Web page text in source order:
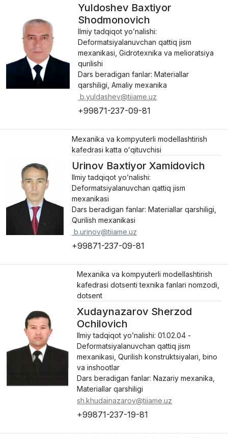
Yuldoshev Baxtiyor
Shodmonovich
Ilmiy tadqiqot yo’nalishi:
Deformatsiyalanuvchan qattiq jism
mexanikasi, Gidrotexnika va melioratsiya
qurilishi
Dars beradigan fanlar: Materiallar
qarshiligi, Amaliy mexanika
b.yuldashev@tiiame.uz
+99871-237-09-81
Mexanika va kompyuterli modellashtirish
kafedrasi katta oʻqituvchisi
Urinov Baxtiyor Xamidovich
Ilmiy tadqiqot yo’nalishi:
Deformatsiyalanuvchan qattiq jism
mexanikasi
Dars beradigan fanlar: Materiallar qarshiligi,
Qurilish mexanikasi
b.urinov@tiiame.uz
+99871-237-09-81
Mexanika va kompyuterli modellashtirish
kafedrasi dotsenti texnika fanlari nomzodi,
dotsent
Xudaynazarov Sherzod
Ochilovich
Ilmiy tadqiqot yo’nalishi: 01.02.04 -
Deformatsiyalanuvchan qattiq jism
mexanikasi, Qurilish konstruktsiyalari, bino
va inshootlar
Dars beradigan fanlar: Nazariy mexanika,
Materiallar qarshiligi
sh.khudainazarov@tiiame.uz
+99871-237-19-81